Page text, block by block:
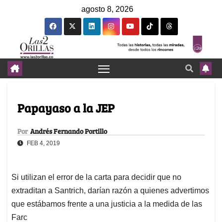
agosto 8, 2026
Papayaso a la JEP
Por Andrés Fernando Portillo
FEB 4, 2019
Si utilizan el error de la carta para decidir que no
extraditan a Santrich, darían razón a quienes advertimos
que estábamos frente a una justicia a la medida de las
Farc